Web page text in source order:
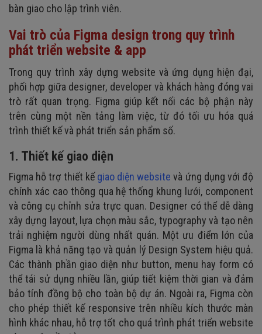
bàn giao cho lập trình viên.
Vai trò của Figma design trong quy trình
phát triển website & app
Trong quy trình xây dựng website và ứng dụng hiện đại,
phối hợp giữa designer, developer và khách hàng đóng vai
trò rất quan trọng. Figma giúp kết nối các bộ phận này
trên cùng một nền tảng làm việc, từ đó tối ưu hóa quá
trình thiết kế và phát triển sản phẩm số.
1. Thiết kế giao diện
Figma hỗ trợ thiết kếgiao diện website và ứng dụng với độ
chính xác cao thông qua hệ thống khung lưới, component
và công cụ chỉnh sửa trực quan. Designer có thể dễ dàng
xây dựng layout, lựa chọn màu sắc, typography và tạo nên
trải nghiệm người dùng nhất quán. Một ưu điểm lớn của
Figma là khả năng tạo và quản lý Design System hiệu quả.
Các thành phần giao diện như button, menu hay form có
thể tái sử dụng nhiều lần, giúp tiết kiệm thời gian và đảm
bảo tính đồng bộ cho toàn bộ dự án. Ngoài ra, Figma còn
cho phép thiết kế responsive trên nhiều kích thước màn
hình khác nhau, hỗ trợ tốt cho quá trình phát triển website